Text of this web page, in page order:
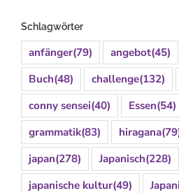
Schlagwörter
anfänger(79) angebot(45)
Buch(48) challenge(132)
conny sensei(40) Essen(54)
grammatik(83) hiragana
japan(278) Japanisch(228)
japanische kultur(49)